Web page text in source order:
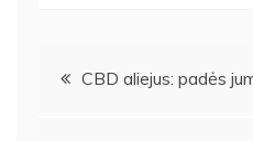
Navigacija
CBD aliejus: padės